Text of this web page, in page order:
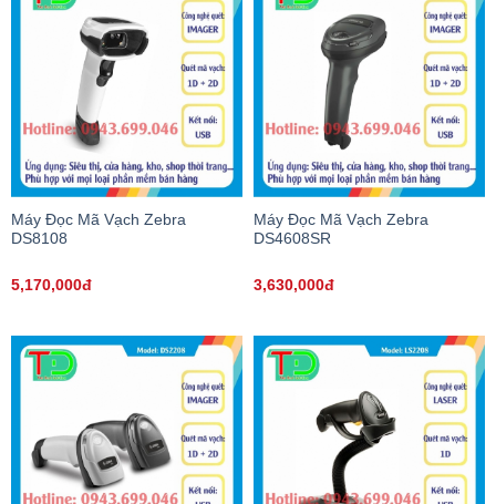
Máy Đọc Mã Vạch Zebra
DS8108
5,170,000đ
Máy Đọc Mã Vạch Zebra
DS4608SR
3,630,000đ